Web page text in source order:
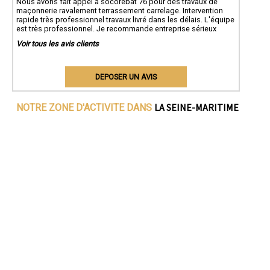
maçonnerie ravalement terrassement carrelage. Intervention
rapide très professionnel travaux livré dans les délais. L'équipe
est très professionnel. Je recommande entreprise sérieux
Voir tous les avis clients
DEPOSER UN AVIS
NOTRE ZONE D'ACTIVITE DANS LA SEINE-MARITIME